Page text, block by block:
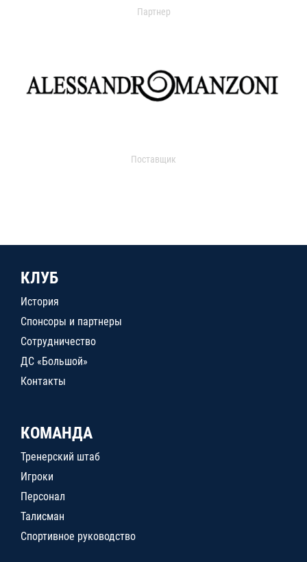
Партнер
Поставщик
КЛУБ
История
Спонсоры и партнеры
Сотрудничество
ДС «Большой»
Контакты
КОМАНДА
Тренерский штаб
Игроки
Персонал
Талисман
Спортивное руководство